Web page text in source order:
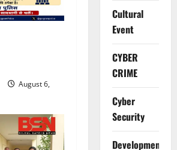
August 6,
Cultural
Event
CYBER
CRIME
Cyber
Security
Development